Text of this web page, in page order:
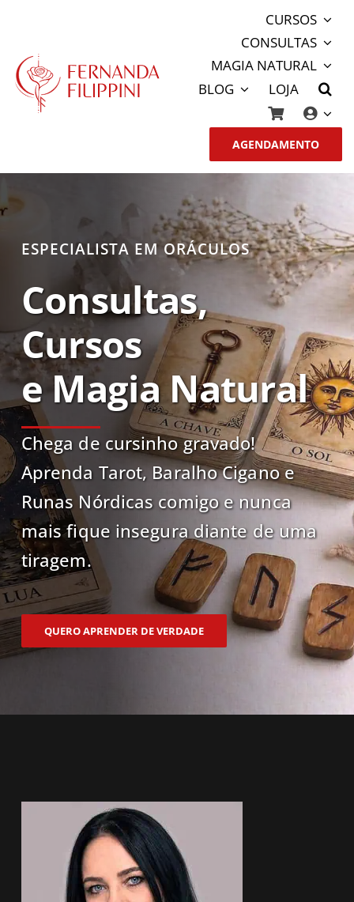
conteúdo
CURSOS
CONSULTAS
MAGIA NATURAL
BLOG
LOJA
AGENDAMENTO
ESPECIALISTA EM ORÁCULOS
Consultas,
Cursos
e Magia Natural
Chega de cursinho gravado!
Aprenda Tarot, Baralho Cigano e
Runas Nórdicas comigo e nunca
mais fique insegura diante de uma
tiragem.
QUERO APRENDER DE VERDADE